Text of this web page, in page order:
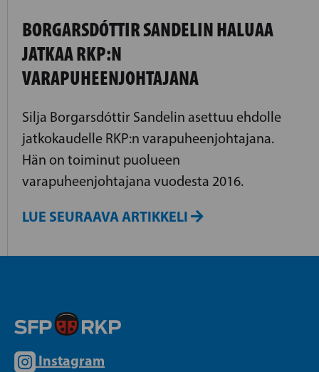
BORGARSDÓTTIR SANDELIN HALUAA
JATKAA RKP:N
VARAPUHEENJOHTAJANA
Silja Borgarsdóttir Sandelin asettuu ehdolle
jatkokaudelle RKP:n varapuheenjohtajana.
Hän on toiminut puolueen
varapuheenjohtajana vuodesta 2016.
LUE SEURAAVA ARTIKKELI
Instagram